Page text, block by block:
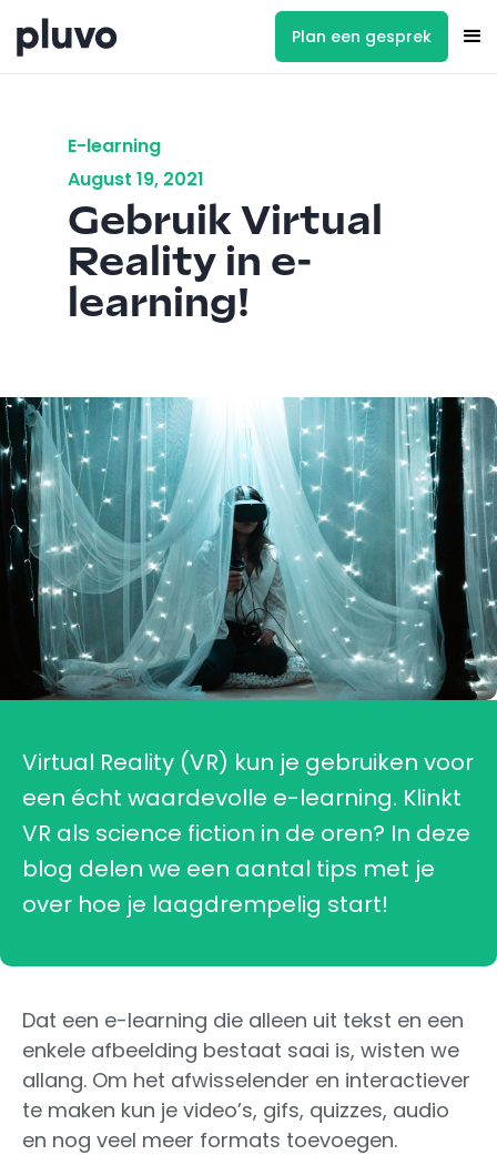
Plan een gesprek
E-learning
August 19, 2021
Gebruik Virtual
Reality in e-
learning!
Virtual Reality (VR) kun je gebruiken voor
een écht waardevolle e-learning. Klinkt
VR als science fiction in de oren? In deze
blog delen we een aantal tips met je
over hoe je laagdrempelig start!
Dat een e-learning die alleen uit tekst en een
enkele afbeelding bestaat saai is, wisten we
allang. Om het afwisselender en interactiever
te maken kun je video’s, gifs, quizzes, audio
en nog veel meer formats toevoegen.